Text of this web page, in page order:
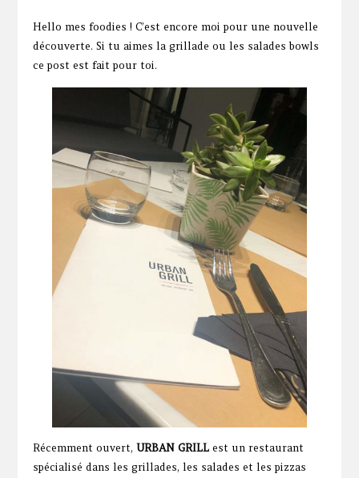
Hello mes foodies ! C’est encore moi pour une nouvelle
découverte. Si tu aimes la grillade ou les salades bowls
ce post est fait pour toi.
Récemment ouvert, URBAN GRILLest un restaurant
spécialisé dans les grillades, les salades et les pizzas